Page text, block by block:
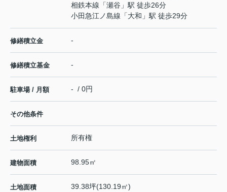
相鉄本線 「瀬谷 」駅 徒歩26分
小田急江ノ島線 「大和 」駅 徒歩29分
修繕積立金 -
修繕積立基金 -
駐車場 / 月額 - / 0円
その他条件
土地権利 所有権
建物面積 98.95㎡
土地面積 39.38坪(130.19㎡)